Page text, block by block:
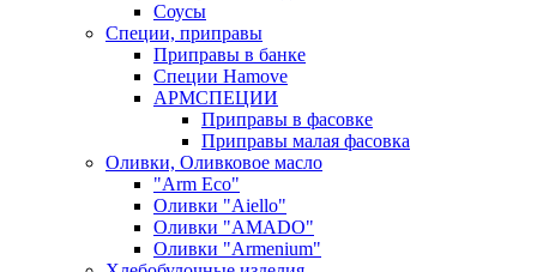
Соусы
Специи, приправы
Приправы в банке
Специи Hamove
АРМСПЕЦИИ
Приправы в фасовке
Приправы малая фасовка
Оливки, Оливковое масло
"Arm Eco"
Оливки "Aiello"
Оливки "AMADO"
Оливки "Armenium"